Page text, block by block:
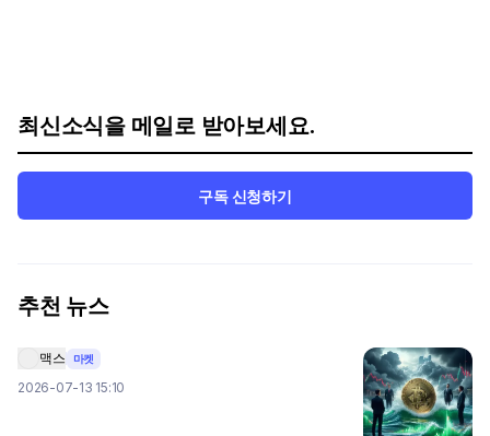
최신소식을 메일로 받아보세요.
구독 신청하기
추천 뉴스
맥스 마켓
2026-07-13 15:10